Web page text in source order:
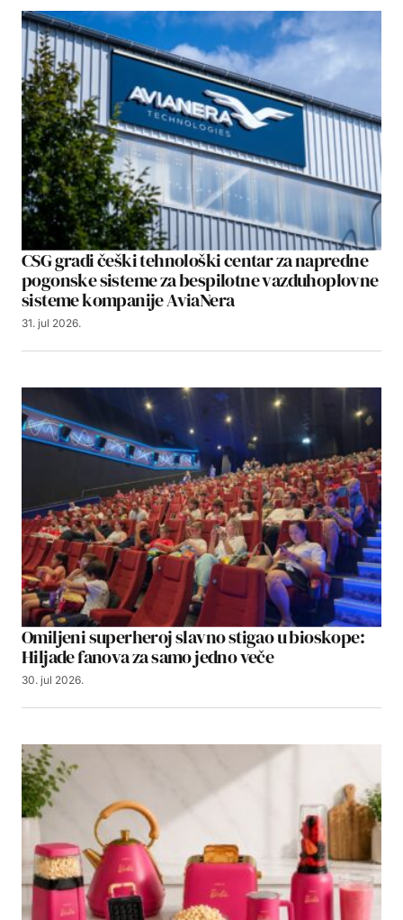
CSG gradi češki tehnološki centar za napredne
pogonske sisteme za bespilotne vazduhoplovne
sisteme kompanije AviaNera
31. jul 2026.
Omiljeni superheroj slavno stigao u bioskope:
Hiljade fanova za samo jedno veče
30. jul 2026.